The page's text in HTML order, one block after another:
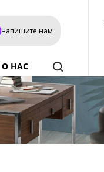
напишите нам
О НАС